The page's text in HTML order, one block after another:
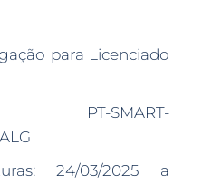
para Licenciado
24/03/2025 a